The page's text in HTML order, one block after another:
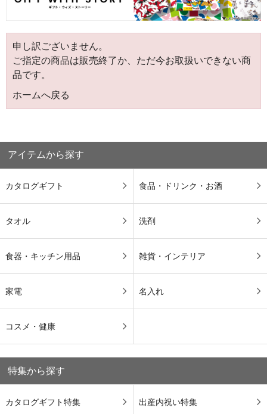
申し訳ございません。
ご指定の商品は販売終了か、ただ今お取扱いできない商
品です。
ホームへ戻る
アイテムから探す
カタログギフト 食品・ドリンク・お酒
タオル 洗剤
食器・キッチン用品 雑貨・インテリア
家電 名入れ
コスメ・健康
特集から探す
カタログギフト特集 出産内祝い特集